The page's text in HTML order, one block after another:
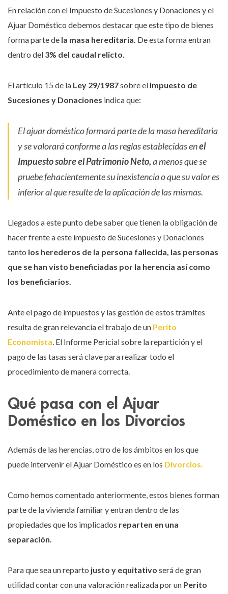
En relación con el Impuesto de Sucesiones y Donaciones y el
Ajuar Doméstico debemos destacar que este tipo de bienes
forma parte de la masa hereditaria. De esta forma entran
dentro del 3% del caudal relicto.
El artículo 15 de la Ley 29/1987sobre el Impuesto de
Sucesiones y Donaciones indica que:
El ajuar doméstico formará parte de la masa hereditaria
y se valorará conforme a las reglas establecidas enel
Impuesto sobre el Patrimonio Neto,a menos que se
pruebe fehacientemente su inexistencia o que su valor es
inferior al que resulte de la aplicación de las mismas.
Llegados a este punto debe saber que tienen la obligación de
hacer frente a este impuesto de Sucesiones y Donaciones
tanto los herederos de la persona fallecida, las personas
que se han visto beneficiadas por la herencia así como
los beneficiarios.
Ante el pago de impuestos y las gestión de estos trámites
resulta de gran relevancia el trabajo de un Perito
Economista. El Informe Pericial sobre la repartición y el
pago de las tasas será clave para realizar todo el
procedimiento de manera correcta.
Qué pasa con el Ajuar
Doméstico en los Divorcios
Además de las herencias, otro de los ámbitos en los que
puede intervenir el Ajuar Doméstico es en los Divorcios.
Como hemos comentado anteriormente, estos bienes forman
parte de la vivienda familiar y entran dentro de las
propiedades que los implicados reparten en una
separación.
Para que sea un reparto justo y equitativo será de gran
utilidad contar con una valoración realizada por un Perito